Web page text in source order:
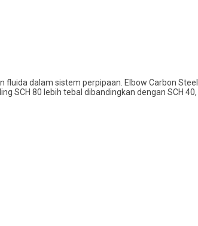
dalam sistem perpipaan. Elbow Carbon
SCH 80 lebih tebal dibandingkan dengan SCH